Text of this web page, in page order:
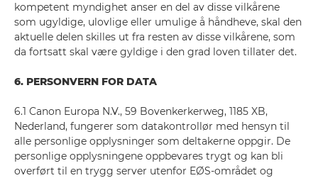
kompetent myndighet anser en del av disse vilkårene
som ugyldige, ulovlige eller umulige å håndheve, skal den
aktuelle delen skilles ut fra resten av disse vilkårene, som
da fortsatt skal være gyldige i den grad loven tillater det.
6. PERSONVERN FOR DATA
6.1 Canon Europa N.V., 59 Bovenkerkerweg, 1185 XB,
Nederland, fungerer som datakontrollør med hensyn til
alle personlige opplysninger som deltakerne oppgir. De
personlige opplysningene oppbevares trygt og kan bli
overført til en trygg server utenfor EØS-området og